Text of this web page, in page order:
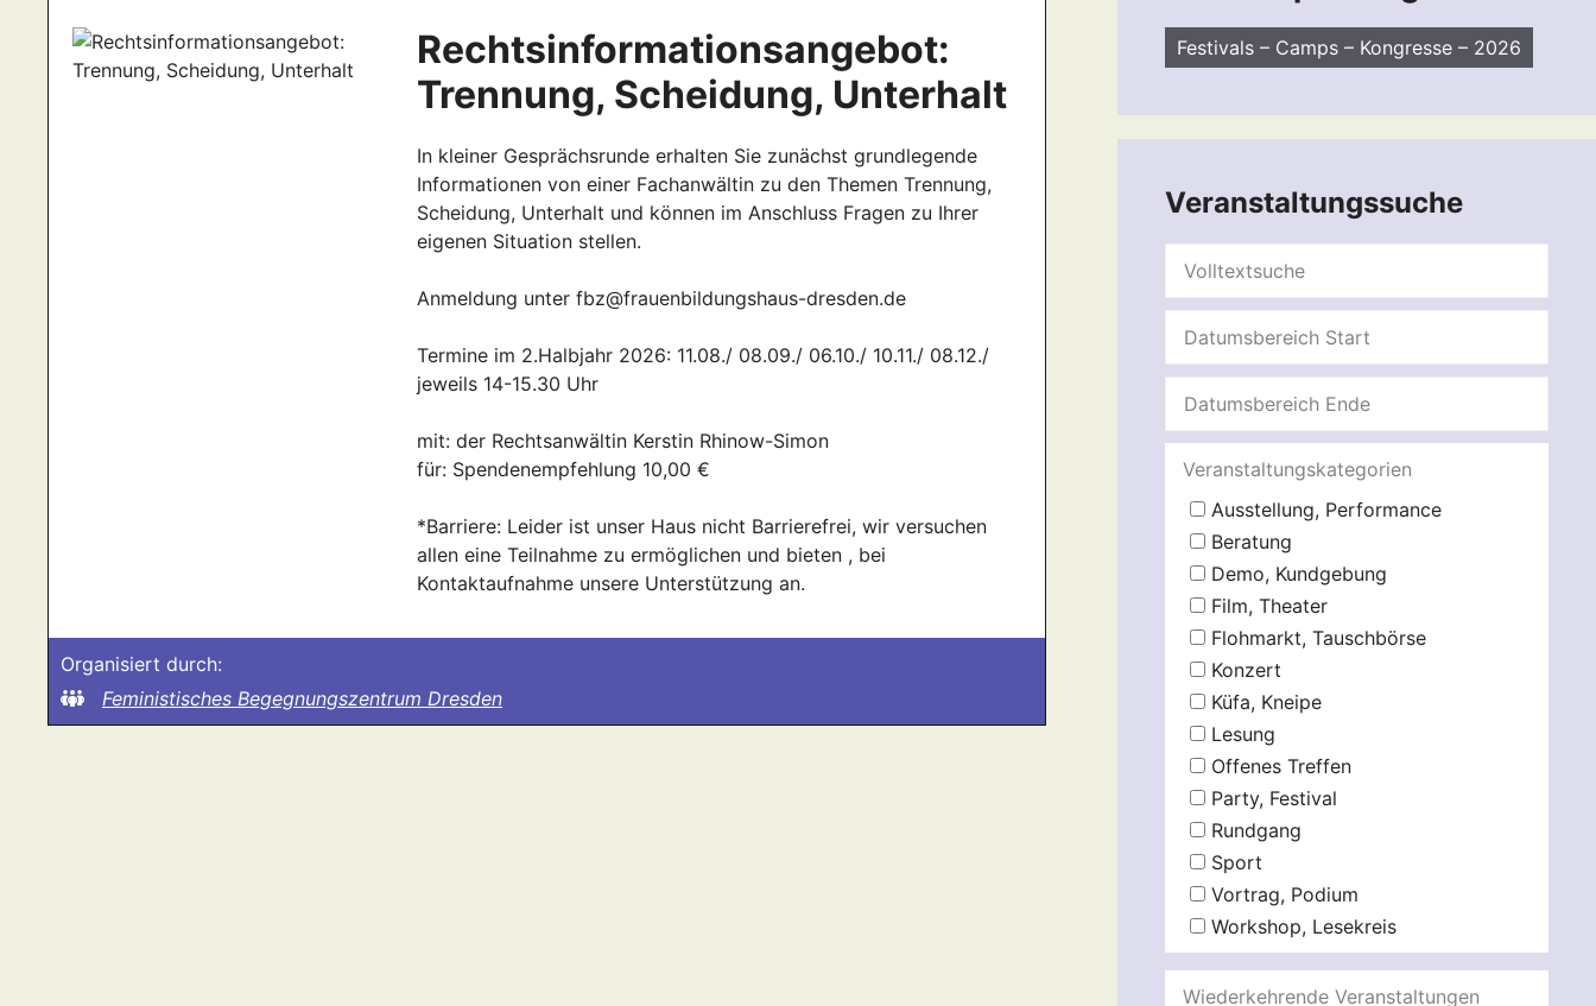
Rechtsinformationsangebot:
Trennung, Scheidung, Unterhalt
In kleiner Gesprächsrunde erhalten Sie zunächst grundlegende
Informationen von einer Fachanwältin zu den Themen Trennung,
Scheidung, Unterhalt und können im Anschluss Fragen zu Ihrer
eigenen Situation stellen.
Anmeldung unter fbz@frauenbildungshaus-dresden.de
Termine im 2.Halbjahr 2026: 11.08./ 08.09./ 06.10./ 10.11./ 08.12./
jeweils 14-15.30 Uhr
mit: der Rechtsanwältin Kerstin Rhinow-Simon
für: Spendenempfehlung 10,00 €
*Barriere: Leider ist unser Haus nicht Barrierefrei, wir versuchen
allen eine Teilnahme zu ermöglichen und bieten , bei
Kontaktaufnahme unsere Unterstützung an.
Organisiert durch:
Feministisches Begegnungszentrum Dresden
Festivals – Camps – Kongresse – 2026
Veranstaltungssuche
Veranstaltungskategorien
Ausstellung, Performance
Beratung
Demo, Kundgebung
Film, Theater
Flohmarkt, Tauschbörse
Konzert
Küfa, Kneipe
Lesung
Offenes Treffen
Party, Festival
Rundgang
Sport
Vortrag, Podium
Workshop, Lesekreis
Wiederkehrende Veranstaltungen